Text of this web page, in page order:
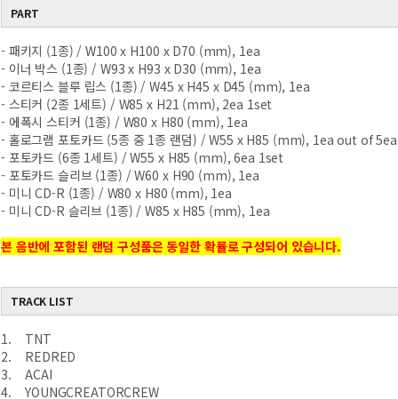
PART
- 패키지 (1종) / W100 x H100 x D70 (mm), 1ea
- 이너 박스 (1종) / W93 x H93 x D30 (mm), 1ea
- 코르티스 블루 립스 (1종) / W45 x H45 x D45 (mm), 1ea
- 스티커 (2종 1세트) / W85 x H21 (mm), 2ea 1set
- 에폭시 스티커 (1종) / W80 x H80 (mm), 1ea
- 홀로그램 포토카드 (5종 중 1종 랜덤) / W55 x H85 (mm), 1ea out of 5ea
- 포토카드 (6종 1세트) / W55 x H85 (mm), 6ea 1set
- 포토카드 슬리브 (1종) / W60 x H90 (mm), 1ea
- 미니 CD-R (1종) / W80 x H80 (mm), 1ea
- 미니 CD-R 슬리브 (1종) / W85 x H85 (mm), 1ea
본 음반에 포함된 랜덤 구성품은 동일한 확률로 구성되어 있습니다.
TRACK LIST
1. TNT
2. REDRED
3. ACAI
4. YOUNGCREATORCREW